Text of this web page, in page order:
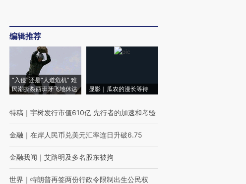
编辑推荐
“入侵”还是“人道危机” 难
民潮撕裂西班牙飞地休达
显影｜瓜农的漫长等待
特稿 ｜ 宇树发行市值610亿 先行者的加速和考验
金融 ｜ 在岸人民币兑美元汇率连日升破6.75
金融我闻 ｜ 艾路明及多名股东被拘
世界 ｜ 特朗普再签两份行政令限制出生公民权